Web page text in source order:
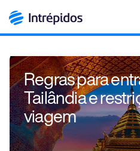
Regras para
Tailândia e
viagem